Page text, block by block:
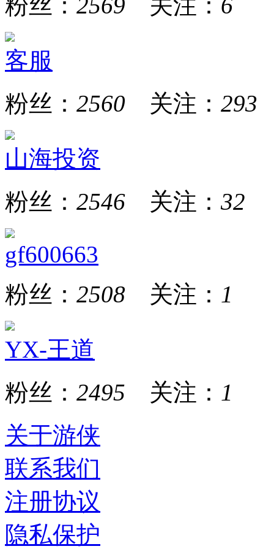
客服
粉丝： 2560 关注： 293
山海投资
粉丝： 2546 关注： 32
gf600663
粉丝： 2508 关注： 1
YX-王道
粉丝： 2495 关注： 1
关于游侠
联系我们
注册协议
隐私保护